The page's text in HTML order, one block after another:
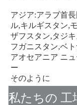
アジア:アラブ首
ル,キルギスタン,
ザフスタン,タジ
フガニスタン,ベ
アオセアニア ニ
ー
そのように
私たちの 工